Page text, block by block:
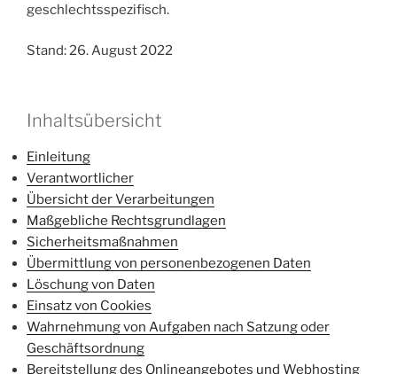
geschlechtsspezifisch.
Stand: 26. August 2022
Inhaltsübersicht
Einleitung
Verantwortlicher
Übersicht der Verarbeitungen
Maßgebliche Rechtsgrundlagen
Sicherheitsmaßnahmen
Übermittlung von personenbezogenen Daten
Löschung von Daten
Einsatz von Cookies
Wahrnehmung von Aufgaben nach Satzung oder
Geschäftsordnung
Bereitstellung des Onlineangebotes und Webhosting